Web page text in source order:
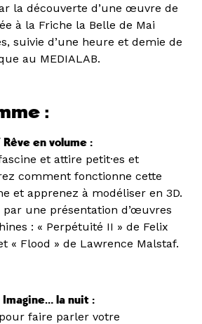
la découverte d’une œuvre de
à la Friche la Belle de Mai
suivie d’une heure et demie de
au MEDIALAB.
:
en volume :
et attire petit·es et
comment fonctionne cette
et apprenez à modéliser en 3D.
par une présentation d’œuvres
: « Perpétuité II » de Felix
« Flood » de Lawrence Malstaf.
la nuit :
faire parler votre